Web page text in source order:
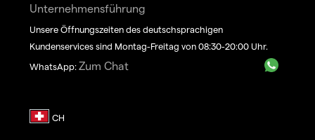
Unternehmensführung
Unsere Öffnungszeiten des deutschsprachigen
Kundenservices sind Montag-Freitag von 08:30-20:00 Uhr.
WhatsApp: Zum Chat